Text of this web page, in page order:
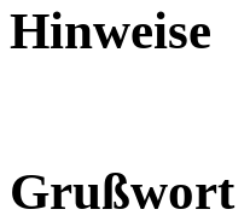
Hinweise
Grußwort